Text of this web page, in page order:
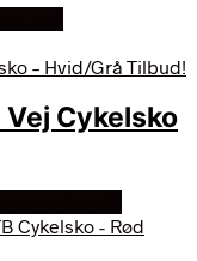
Cykelsko